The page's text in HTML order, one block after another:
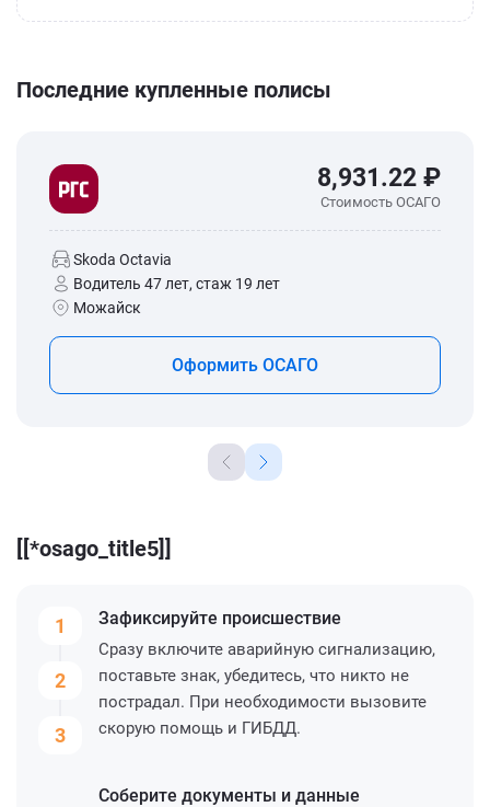
Последние купленные полисы
8,931.22 ₽
Стоимость ОСАГО
Skoda Octavia
Водитель 47 лет, стаж 19 лет
Можайск
Оформить ОСАГО
[[*osago_title5]]
1
2
3
Зафиксируйте происшествие
Сразу включите аварийную сигнализацию,
поставьте знак, убедитесь, что никто не
пострадал. При необходимости вызовите
скорую помощь и ГИБДД.
Соберите документы и данные